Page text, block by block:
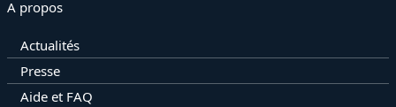
A propos
Actualités
Presse
Aide et FAQ